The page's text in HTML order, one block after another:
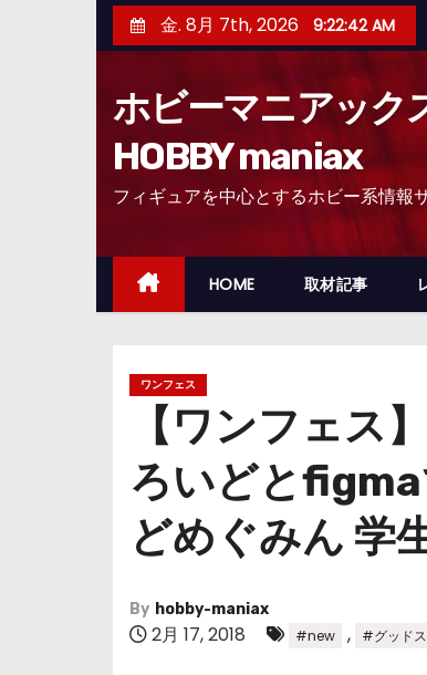
ン
ッ
金. 8月 7th, 2026 9:22:43 AM
ホビーマニアック
HOBBY maniax
フィギュアを中心とするホビー系情報
HOME 取材記事
ワンフェス
【ワンフェス
ろいどとfigma
どめぐみん 学
By hobby-maniax
2月 17, 2018 #new , #グッド